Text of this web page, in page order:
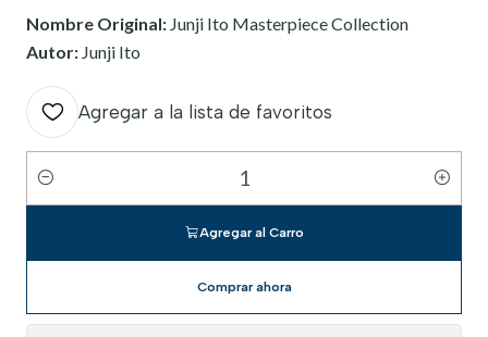
Nombre Original: Junji Ito Masterpiece Collection
Autor: Junji Ito
Agregar a la lista de favoritos
Cantidad
Agregar al Carro
Comprar ahora